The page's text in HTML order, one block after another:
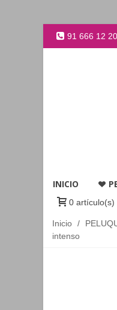
91 666 12
INICIO
0 artículo(s)
Inicio /
intenso